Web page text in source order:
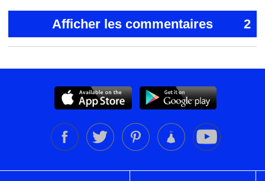
Afficher les commentaires 2